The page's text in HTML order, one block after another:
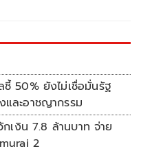
50% ยังไม่เชื่อมั่นรัฐ
ละอาชญากรรม
เงิน 7.8 ล้านบาท จ่าย
2